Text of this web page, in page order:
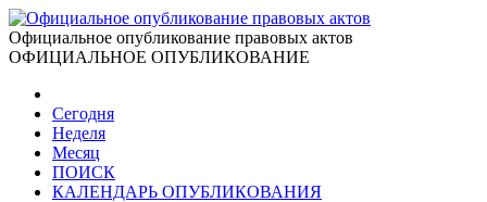
Официальное опубликование правовых актов
ОФИЦИАЛЬНОЕ ОПУБЛИКОВАНИЕ
Сегодня
Неделя
Месяц
ПОИСК
КАЛЕНДАРЬ ОПУБЛИКОВАНИЯ